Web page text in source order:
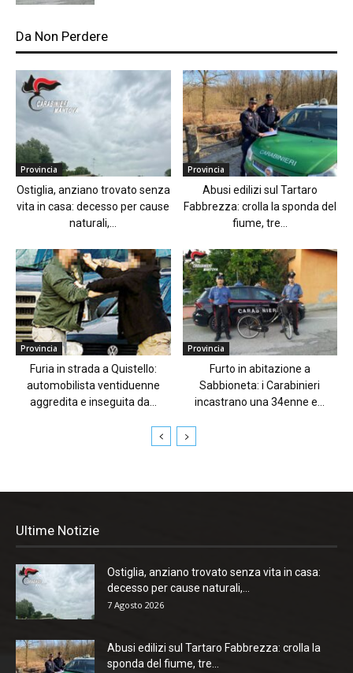
Da Non Perdere
Provincia
Ostiglia, anziano trovato senza
vita in casa: decesso per cause
naturali,...
Provincia
Abusi edilizi sul Tartaro
Fabbrezza: crolla la sponda del
fiume, tre...
Provincia
Furia in strada a Quistello:
automobilista ventiduenne
aggredita e inseguita da...
Provincia
Furto in abitazione a
Sabbioneta: i Carabinieri
incastrano una 34enne e...
Ultime Notizie
Ostiglia, anziano trovato senza vita in casa:
decesso per cause naturali,...
7 Agosto 2026
Abusi edilizi sul Tartaro Fabbrezza: crolla la
sponda del fiume, tre...